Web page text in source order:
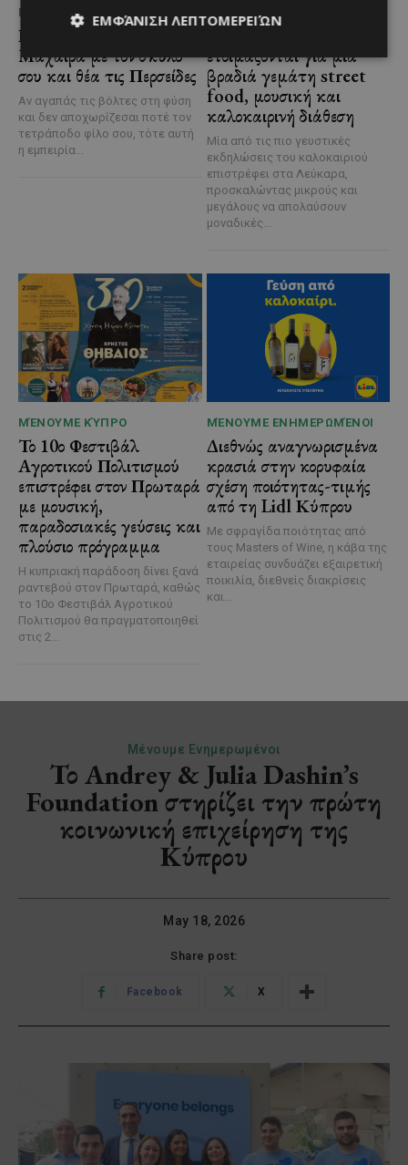
ΜΈΝΟΥΜΕ ΚΎΠΡΟ
Βραδινή πεζοπορία στον
Μαχαιρά με τον σκύλο
σου και θέα τις Περσείδες
Αν αγαπάς τις βόλτες στη φύση
και δεν αποχωρίζεσαι ποτέ τον
τετράποδο φίλο σου, τότε αυτή
η εμπειρία...
ετοιμάζονται για μία
βραδιά γεμάτη street
food, μουσική και
καλοκαιρινή διάθεση
Μία από τις πιο γευστικές
εκδηλώσεις του καλοκαιριού
επιστρέφει στα Λεύκαρα,
προσκαλώντας μικρούς και
μεγάλους να απολαύσουν
μοναδικές...
ΜΈΝΟΥΜΕ ΚΎΠΡΟ
Το 10ο Φεστιβάλ
Αγροτικού Πολιτισμού
επιστρέφει στον Πρωταρά
με μουσική,
παραδοσιακές γεύσεις και
πλούσιο πρόγραμμα
Η κυπριακή παράδοση δίνει ξανά
ραντεβού στον Πρωταρά, καθώς
το 10ο Φεστιβάλ Αγροτικού
Πολιτισμού θα πραγματοποιηθεί
στις 2...
ΜΈΝΟΥΜΕ ΕΝΗΜΕΡΩΜΈΝΟΙ
Διεθνώς αναγνωρισμένα
κρασιά στην κορυφαία
σχέση ποιότητας-τιμής
από τη Lidl Κύπρου
Με σφραγίδα ποιότητας από
τους Masters of Wine, η κάβα της
εταιρείας συνδυάζει εξαιρετική
ποικιλία, διεθνείς διακρίσεις
και...
ΕΜΦΆΝΙΣΗ ΛΕΠΤΟΜΕΡΕΙΏΝ